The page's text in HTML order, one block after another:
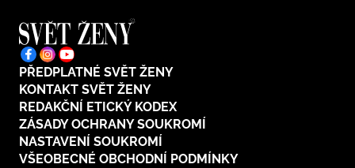
PŘEDPLATNÉ SVĚT ŽENY
KONTAKT SVĚT ŽENY
REDAKČNÍ ETICKÝ KODEX
ZÁSADY OCHRANY SOUKROMÍ
NASTAVENÍ SOUKROMÍ
VŠEOBECNÉ OBCHODNÍ PODMÍNKY